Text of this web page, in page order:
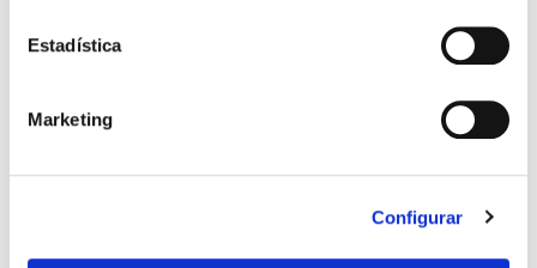
Estadística
Marketing
Configurar
crecen año tras año; sin embargo, las rentas de
la riqueza y se están extendiendo las
obtener incrementos salariales superiores al
IPC y por la reducción de jornada. En ese